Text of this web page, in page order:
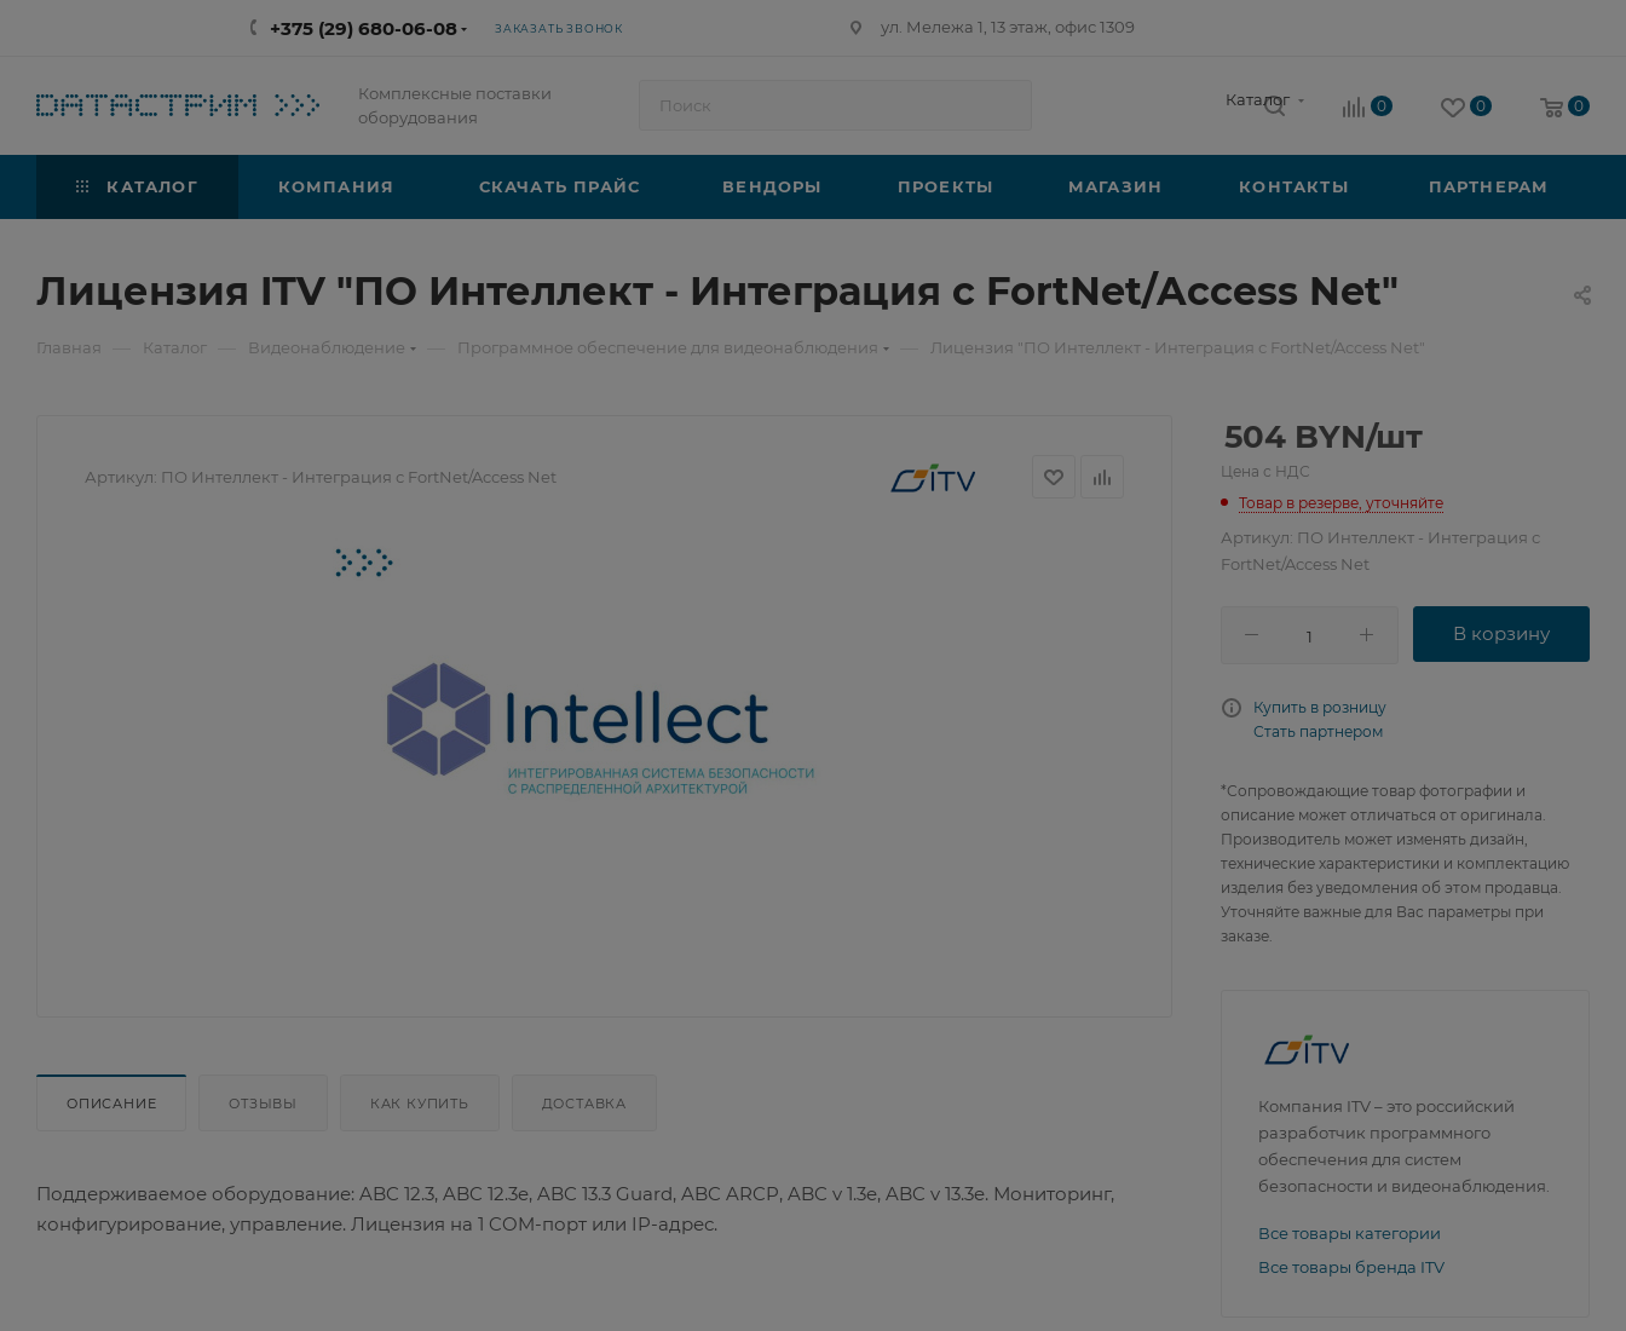
+375 (29) 680-06-08 ЗАКАЗАТЬ ЗВОНОК ул. Мележа 1, 13 этаж, офис 1309
Комплексные поставки
оборудования
Каталог 0 0 0
КАТАЛОГ КОМПАНИЯ СКАЧАТЬ ПРАЙС ВЕНДОРЫ ПРОЕКТЫ МАГАЗИН КОНТАКТЫ ПАРТНЕРАМ
Лицензия ITV "ПО Интеллект - Интеграция с FortNet/Access Net"
Главная Каталог Видеонаблюдение Программное обеспечение для видеонаблюдения Лицензия "ПО Интеллект - Интеграция с FortNet/Access Net"
Артикул: ПО Интеллект - Интеграция с FortNet/Access Net
ОПИСАНИЕ ОТЗЫВЫ КАК КУПИТЬ ДОСТАВКА
Поддерживаемое оборудование: ABC 12.3, ABC 12.3e, ABC 13.3 Guard, ABC ARCP, ABC v 1.3e, ABC v 13.3e. Мониторинг,
конфигурирование, управление. Лицензия на 1 COM-порт или IP-адрес.
504 BYN/шт
Цена с НДС
Товар в резерве, уточняйте
Артикул: ПО Интеллект - Интеграция с
FortNet/Access Net
В корзину
Купить в розницу
Стать партнером
*Сопровождающие товар фотографии и
описание может отличаться от оригинала.
Производитель может изменять дизайн,
технические характеристики и комплектацию
изделия без уведомления об этом продавца.
Уточняйте важные для Вас параметры при
заказе.
Компания ITV – это российский
разработчик программного
обеспечения для систем
безопасности и видеонаблюдения.
Все товары категории
Все товары бренда ITV